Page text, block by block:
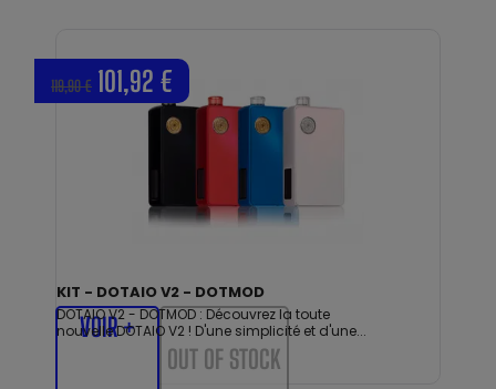
KIT - DOTAIO V2 - DOTMOD
DOTAIO V2 - DOTMOD : Découvrez la toute
nouvelle DOTAIO V2 ! D'une simplicité et d'une...
119,90 € 101,92 €
VOIR +
OUT OF STOCK